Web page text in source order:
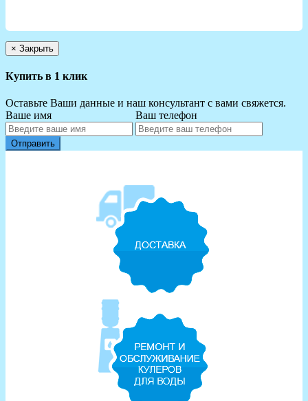
× Закрыть
Купить в 1 клик
Оставьте Ваши данные и наш консультант с вами свяжется.
Ваше имя
Ваш телефон
Отправить